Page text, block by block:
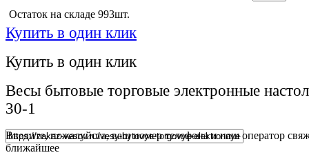
Остаток на складе 993шт.
Купить в один клик
Купить в один клик
Весы бытовые торговые электронные
30-1
Введите, пожалуйста, ваш номер телефона и наш оператор
ближайшее